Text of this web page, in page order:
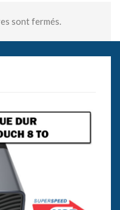
sont fermés.